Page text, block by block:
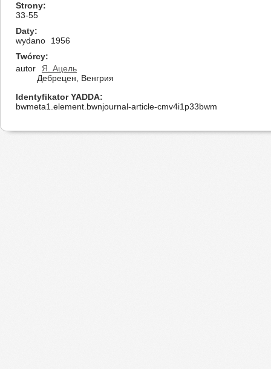
Strony
33-55
Daty
wydano
1956
Twórcy
autor
Я. Ацель
Дебрецен, Венгрия
Identyfikator YADDA
bwmeta1.element.bwnjournal-article-cmv4i1p33bwm